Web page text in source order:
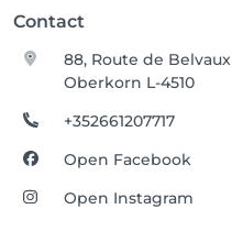
Contact
88, Route de Belvaux
Oberkorn L-4510
+352661207717
Open Facebook
Open Instagram